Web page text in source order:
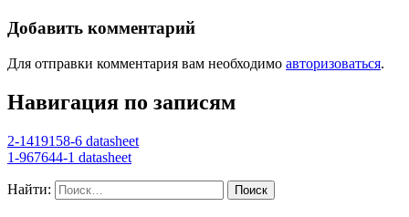
Добавить комментарий
Для отправки комментария вам необходимо авторизоваться.
Навигация по записям
2-1419158-6 datasheet
1-967644-1 datasheet
Найти: